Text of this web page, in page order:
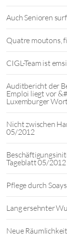
Auch Senioren
Quatre moutons,
CIGL-Team ist
Auditbericht der
Emploi liegt vor
Luxemburger
Nicht zwischen
05/2012
Tageblatt 05/2012
Pflege durch
Lang ersehnter
Neue